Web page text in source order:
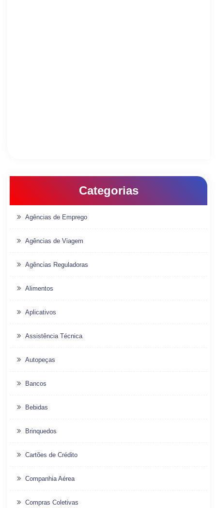
Categorias
Agências de Emprego
Agências de Viagem
Agências Reguladoras
Alimentos
Aplicativos
Assistência Técnica
Autopeças
Bancos
Bebidas
Brinquedos
Cartões de Crédito
Companhia Aérea
Compras Coletivas